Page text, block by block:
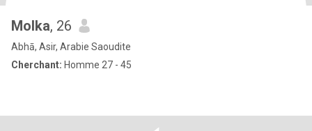
Molka, 26
Abhā, Asir, Arabie Saoudite
Cherchant: Homme 27 - 45